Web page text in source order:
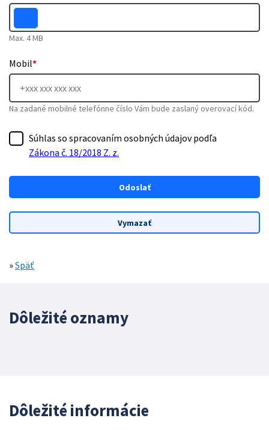
Max. 4 MB
Mobil*
Na zadané mobilné telefónne číslo Vám bude zaslaný overovací kód.
Súhlas so spracovaním osobných údajov podľa
Zákona č. 18/2018 Z. z.
»Späť
Dôležité oznamy
Dôležité informácie